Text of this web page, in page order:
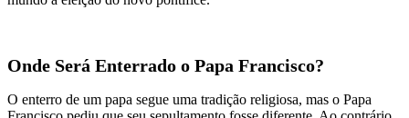
Onde Será Enterrado o Papa Francisco?
O enterro de um papa segue uma tradição religiosa, mas o Papa